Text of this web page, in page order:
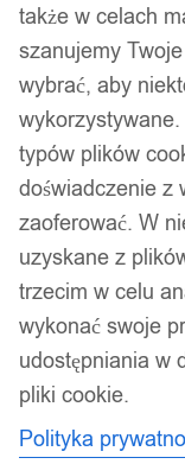
także w celach
szanujemy
wybrać, aby
typów plików
doświadczenie z
zaoferować. W
uzyskane z
trzecim w celu
wykonać swoje
udostępniania w
pliki cookie.
Polityka